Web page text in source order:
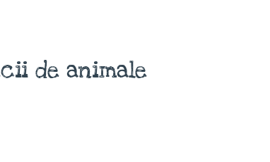
de animale